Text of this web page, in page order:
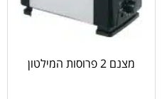
מצנם 2 פרוסות המילטון